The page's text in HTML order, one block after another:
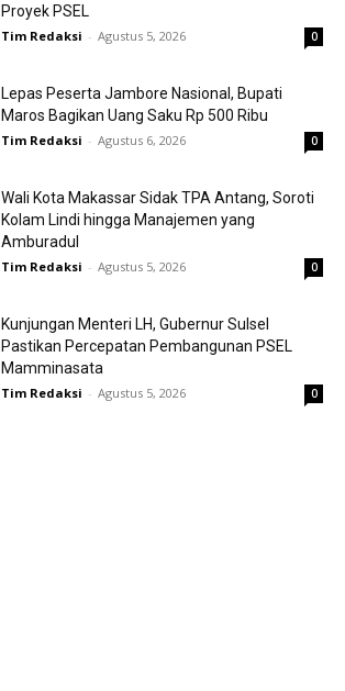
Proyek PSEL
Tim Redaksi - Agustus 5, 2026 0
Lepas Peserta Jambore Nasional, Bupati
Maros Bagikan Uang Saku Rp 500 Ribu
Tim Redaksi - Agustus 6, 2026 0
Wali Kota Makassar Sidak TPA Antang, Soroti
Kolam Lindi hingga Manajemen yang
Amburadul
Tim Redaksi - Agustus 5, 2026 0
Kunjungan Menteri LH, Gubernur Sulsel
Pastikan Percepatan Pembangunan PSEL
Mamminasata
Tim Redaksi - Agustus 5, 2026 0